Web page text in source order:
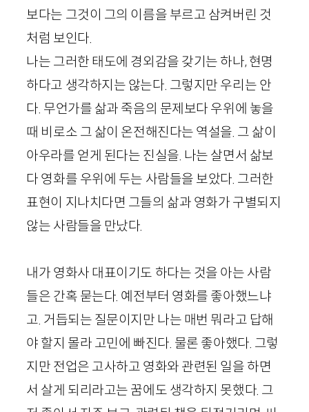
보다는 그것이 그의 이름을 부르고 삼켜버린 것
처럼 보인다.
나는 그러한 태도에 경외감을 갖기는 하나, 현명
하다고 생각하지는 않는다. 그렇지만 우리는 안
다. 무언가를 삶과 죽음의 문제보다 우위에 놓을
때 비로소 그 삶이 온전해진다는 역설을. 그 삶이
아우라를 얻게 된다는 진실을. 나는 살면서 삶보
다 영화를 우위에 두는 사람들을 보았다. 그러한
표현이 지나치다면 그들의 삶과 영화가 구별되지
않는 사람들을 만났다.
내가 영화사 대표이기도 하다는 것을 아는 사람
들은 간혹 묻는다. 예전부터 영화를 좋아했느냐
고. 거듭되는 질문이지만 나는 매번 뭐라고 답해
야 할지 몰라 고민에 빠진다. 물론 좋아했다. 그렇
지만 전업은 고사하고 영화와 관련된 일을 하면
서 살게 되리라고는 꿈에도 생각하지 못했다. 그